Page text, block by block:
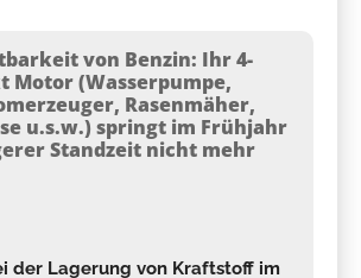
von Benzin: Ihr 4-
Motor (Wasserpumpe,
Rasenmäher,
u.s.w.) springt im Frühjahr
Standzeit nicht mehr
der Lagerung von Kraftstoff im